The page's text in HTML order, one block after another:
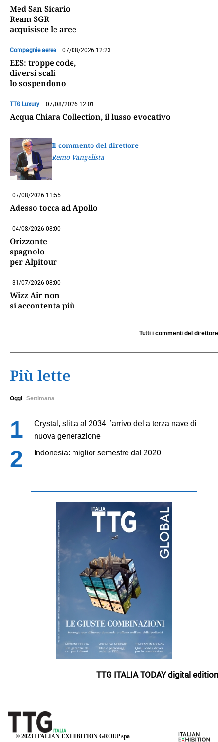
Med San Sicario
Ream SGR
acquisisce le aree
Compagnie aeree 07/08/2026 12:23
EES: troppe code,
diversi scali
lo sospendono
TTG Luxury 07/08/2026 12:01
Acqua Chiara Collection, il lusso evocativo
Il commento del direttore
Remo Vangelista
07/08/2026 11:55
Adesso tocca ad Apollo
04/08/2026 08:00
Orizzonte
spagnolo
per Alpitour
31/07/2026 08:00
Wizz Air non
si accontenta più
Tutti i commenti del direttore
Più lette
Oggi Settimana
Crystal, slitta al 2034 l’arrivo della terza nave di
nuova generazione
Indonesia: miglior semestre dal 2020
TTG ITALIA TODAY digital edition
© 2023 ITALIAN EXHIBITION GROUP spa